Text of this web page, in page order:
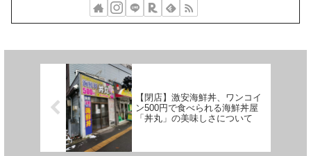
【閉店】激安海鮮丼、ワンコイ
ン500円で食べられる海鮮丼屋
「丼丸」の美味しさについて